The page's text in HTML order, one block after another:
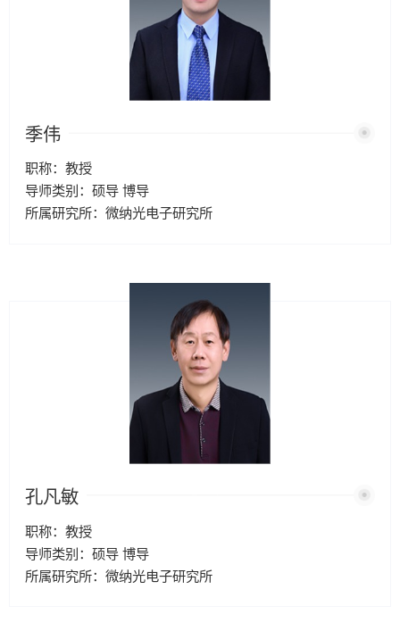
季伟
职称：教授
导师类别：硕导 博导
所属研究所：微纳光电子研究所
孔凡敏
职称：教授
导师类别：硕导 博导
所属研究所：微纳光电子研究所